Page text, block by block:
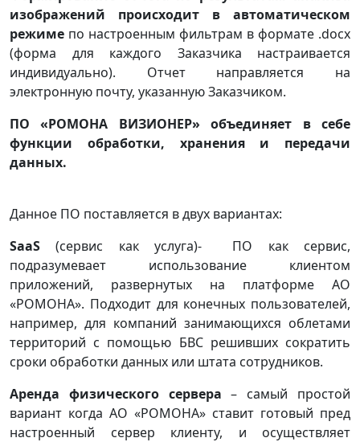
изображений происходит в автоматическом
режиме по настроенным фильтрам в формате .docx
(форма для каждого Заказчика настраивается
индивидуально). Отчет направляется на
электронную почту, указанную Заказчиком.
ПО «РОМОНА ВИЗИОНЕР» объединяет в себе
функции обработки, хранения и передачи
данных.
Данное ПО поставляется в двух вариантах:
SaaS (сервис как услуга)- ПО как сервис,
подразумевает использование клиентом
приложений, развернутых на платформе АО
«РОМОНА». Подходит для конечных пользователей,
например, для компаний занимающихся облетами
территорий с помощью БВС решивших сократить
сроки обработки данных или штата сотрудников.
Аренда физического сервера – самый простой
вариант когда АО «РОМОНА» ставит готовый пред
настроенный сервер клиенту, и осуществляет